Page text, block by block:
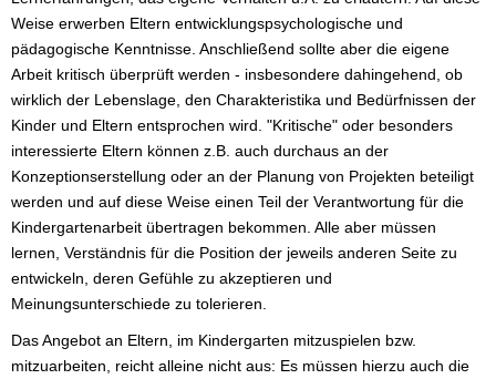
Weise erwerben Eltern entwicklungspsychologische und
pädagogische Kenntnisse. Anschließend sollte aber die eigene
Arbeit kritisch überprüft werden - insbesondere dahingehend, ob
wirklich der Lebenslage, den Charakteristika und Bedürfnissen der
Kinder und Eltern entsprochen wird. "Kritische" oder besonders
interessierte Eltern können z.B. auch durchaus an der
Konzeptionserstellung oder an der Planung von Projekten beteiligt
werden und auf diese Weise einen Teil der Verantwortung für die
Kindergartenarbeit übertragen bekommen. Alle aber müssen
lernen, Verständnis für die Position der jeweils anderen Seite zu
entwickeln, deren Gefühle zu akzeptieren und
Meinungsunterschiede zu tolerieren.
Das Angebot an Eltern, im Kindergarten mitzuspielen bzw.
mitzuarbeiten, reicht alleine nicht aus: Es müssen hierzu auch die